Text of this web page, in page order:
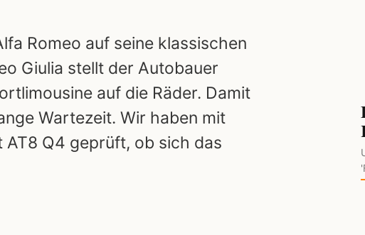
Romeo auf seine klassischen
Giulia stellt der Autobauer
auf die Räder. Damit
Wartezeit. Wir haben mit
AT8 Q4 geprüft, ob sich das